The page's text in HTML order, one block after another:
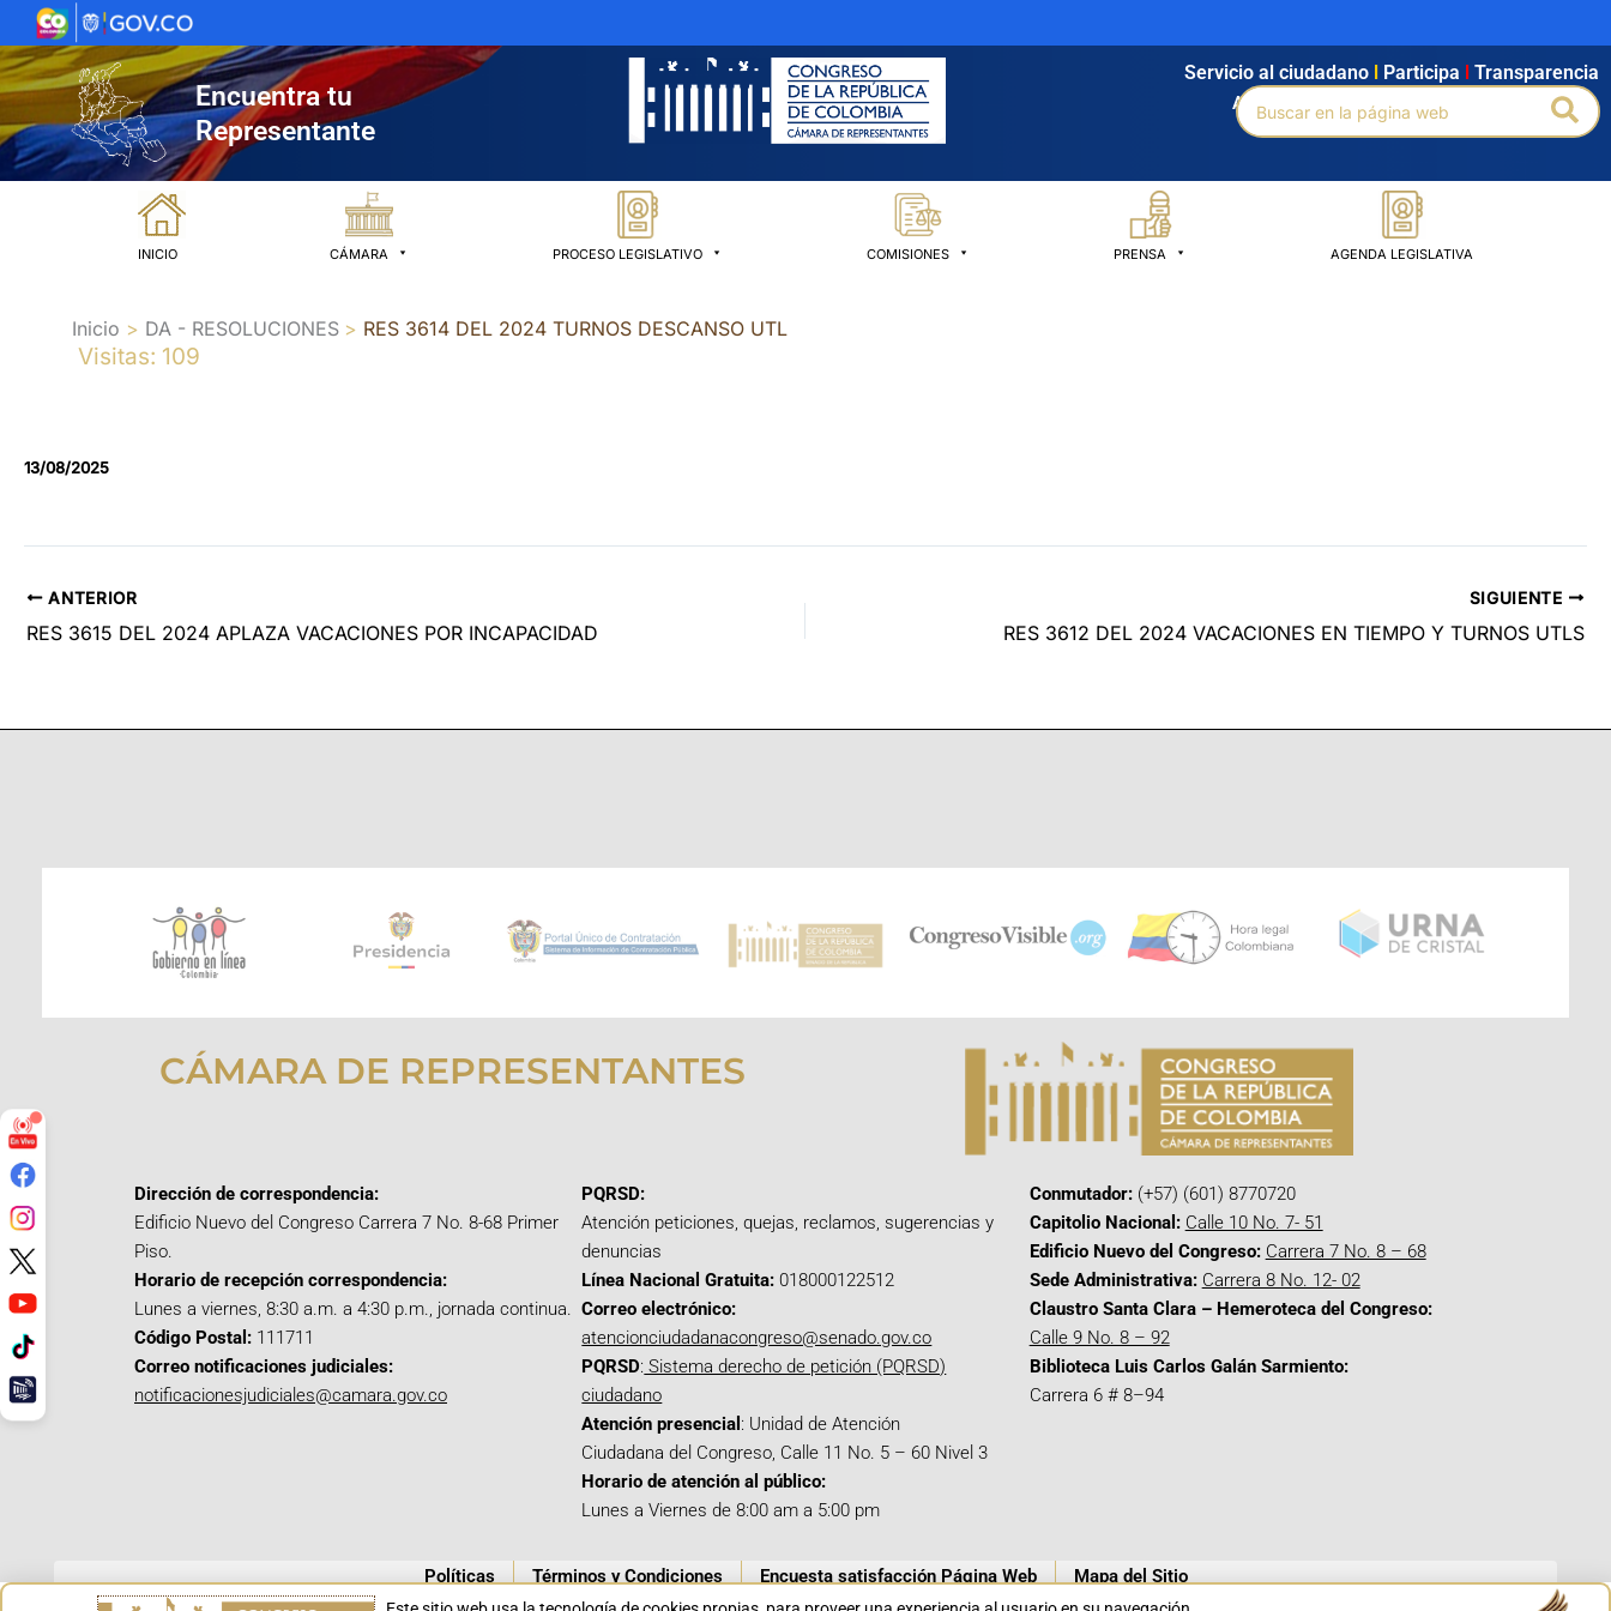
al
contenido
Encuentra tu
Representante
Agendamiento Intranet Búsqueda avanzada
Servicio al ciudadano Participa Transparencia
Buscar
por:
INICIO CÁMARA PROCESO LEGISLATIVO COMISIONES PRENSA AGENDA LEGISLATIVA
Inicio DA - RESOLUCIONES RES 3614 DEL 2024 TURNOS DESCANSO UTL
Visitas: 109
13/08/2025
ANTERIOR
RES 3615 DEL 2024 APLAZA VACACIONES POR INCAPACIDAD
SIGUIENTE
RES 3612 DEL 2024 VACACIONES EN TIEMPO Y TURNOS UTLS
CÁMARA DE REPRESENTANTES
Dirección de correspondencia:
Edificio Nuevo del Congreso Carrera 7 No. 8-68 Primer
Piso.
Horario de recepción correspondencia:
Lunes a viernes, 8:30 a.m. a 4:30 p.m., jornada continua.
Código Postal: 111711
Correo notificaciones judiciales:
notificacionesjudiciales@camara.gov.co
PQRSD:
Atención peticiones, quejas, reclamos, sugerencias y
denuncias
Línea Nacional Gratuita: 018000122512
Correo electrónico:
atencionciudadanacongreso@senado.gov.co
PQRSD: Sistema derecho de petición (PQRSD)
ciudadano
Atención presencial : Unidad de Atención
Ciudadana del Congreso, Calle 11 No. 5 – 60 Nivel 3
Horario de atención al público:
Lunes a Viernes de 8:00 am a 5:00 pm
Conmutador:(+57) (601) 8770720
Capitolio Nacional: Calle 10 No. 7- 51
Edificio Nuevo del Congreso: Carrera 7 No. 8 – 68
Sede Administrativa: Carrera 8 No. 12- 02
Claustro Santa Clara – Hemeroteca del Congreso:
Calle 9 No. 8 – 92
Biblioteca Luis Carlos Galán Sarmiento:
Carrera 6 # 8–94
Políticas Términos y Condiciones Encuesta satisfacción Página Web Mapa del Sitio